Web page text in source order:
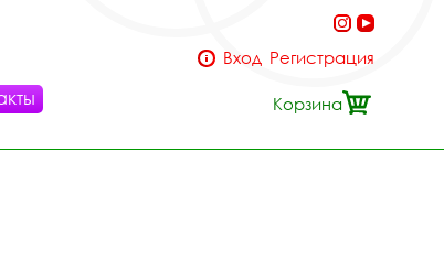
Вход Регистрация
Корзина